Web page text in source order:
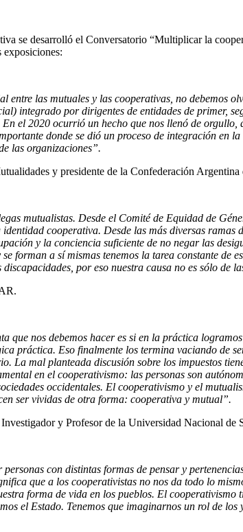
se desarrolló el Conversatorio “Multiplicar la
las mutuales y las cooperativas, no debemos
integrado por dirigentes de entidades de primer,
el 2020 ocurrió un hecho que nos llenó de
donde se dió un proceso de integración en
las organizaciones”.
y presidente de la Confederación
mutualistas. Desde el Comité de Equidad de
cooperativa. Desde las más diversas
y la conciencia suficiente de no negar las
forman a sí mismas tenemos la tarea constante
por eso nuestra causa no es sólo de
que nos debemos hacer es si en la práctica
práctica. Eso finalmente los termina vaciando de
mal planteada discusión sobre los impuestos
en el cooperativismo: las personas son
occidentales. El cooperativismo y el
ser vividas de otra forma: cooperativa y mutual”.
y Profesor de la Universidad Nacional de
con distintas formas de pensar y
que a los cooperativistas no nos da todo lo
forma de vida en los pueblos. El cooperativismo
el Estado. Tenemos que imaginarnos un rol de